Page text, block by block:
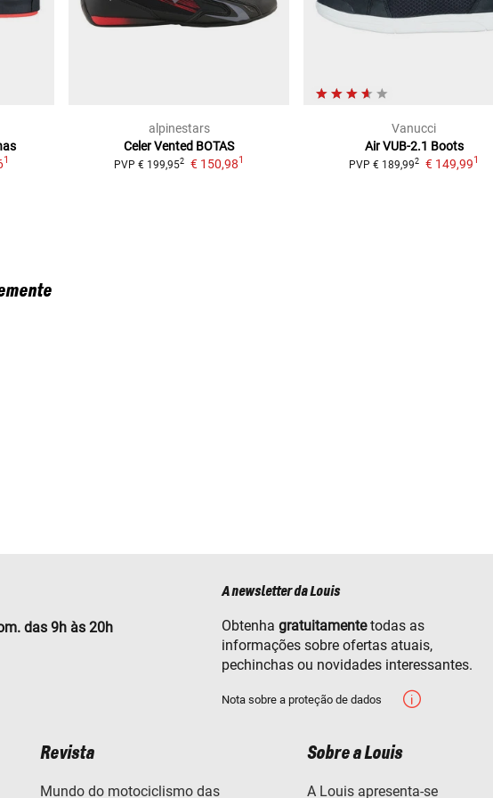
1
alpinestars
Celer Vented BOTAS
PVP € 199,952 € 150,981
Vanucci
Air VUB-2.1 Boots
PVP € 189,992 € 149,991
das 9h às 20h
A newsletter da Louis
Obtenha gratuitamentetodas as
informações sobre ofertas atuais,
pechinchas ou novidades interessantes.
Nota sobre a proteção de dados
Revista
Mundo do motociclismo das
Sobre a Louis
A Louis apresenta-se